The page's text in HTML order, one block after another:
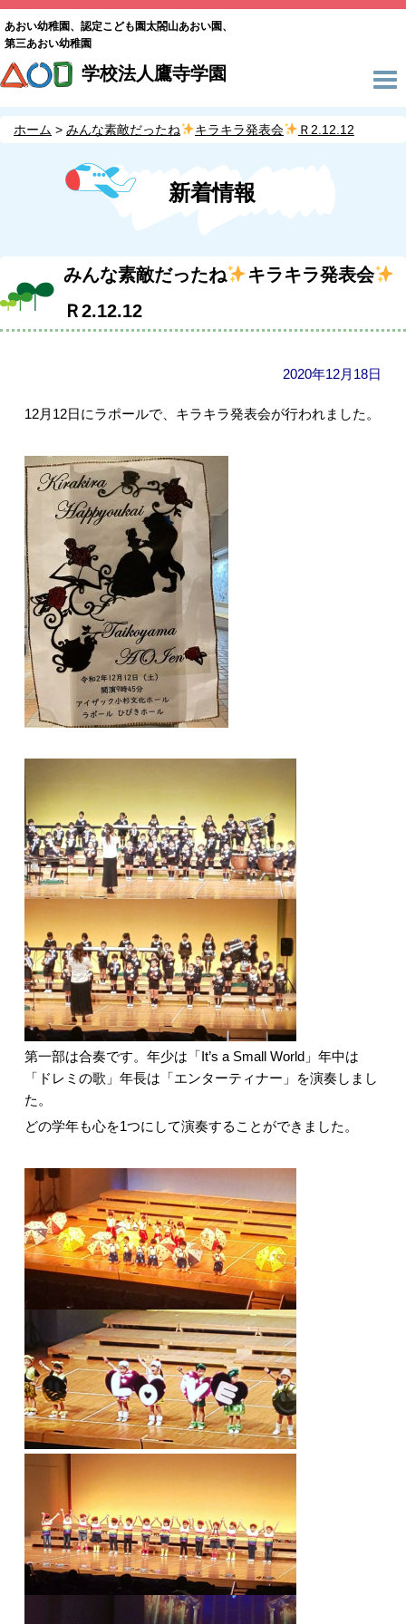
あおい幼稚園、認定こども園太閤山あおい園、
第三あおい幼稚園
学校法人鷹寺学園
ホーム みんな素敵だったね キラキラ発表会 Ｒ2.12.12
新着情報
みんな素敵だったね
キラキラ発表会
Ｒ2.12.12
2020年12月18日
12月12日にラポールで、キラキラ発表会が行われました。
第一部は合奏です。年少は「It’s a Small World」年中は
「ドレミの歌」年長は「エンターティナー」を演奏しまし
た。
どの学年も心を1つにして演奏することができました。